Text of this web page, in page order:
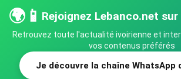
🌍📱 Rejoignez Lebanco.net
Retrouvez toute l'actualité ivoirienne et
vos contenus préférés
Je découvre la chaîne WhatsApp
réservés - All rights reserved.